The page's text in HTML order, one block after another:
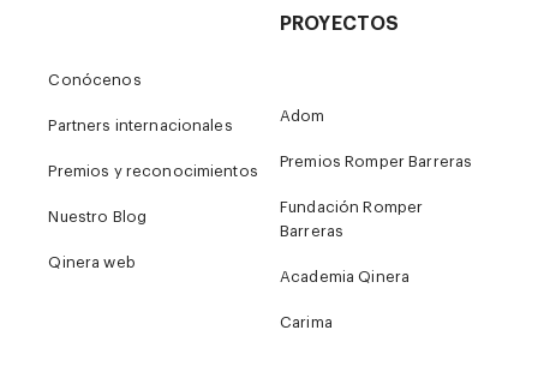
Conócenos
Partners internacionales
Premios y reconocimientos
Nuestro Blog
Qinera web
PROYECTOS
Adom
Premios Romper Barreras
Fundación Romper
Barreras
Academia Qinera
Carima